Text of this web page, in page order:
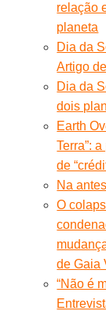
relação
planeta
Dia da
Artigo
Dia da
dois
Earth
Terra”:
de
Na
O
de Gaia
“Não é